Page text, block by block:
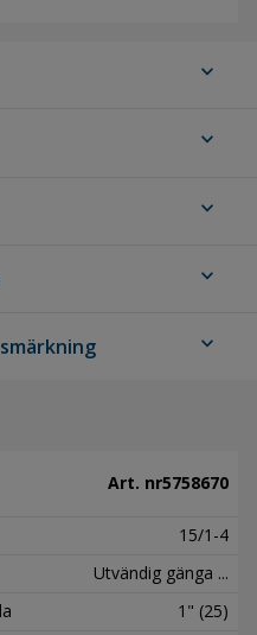
expand_more
expand_more
expand_more
expand_more
expand_more
Art. nr5758670
15/1-4
Utvändig gänga ...
1" (25)